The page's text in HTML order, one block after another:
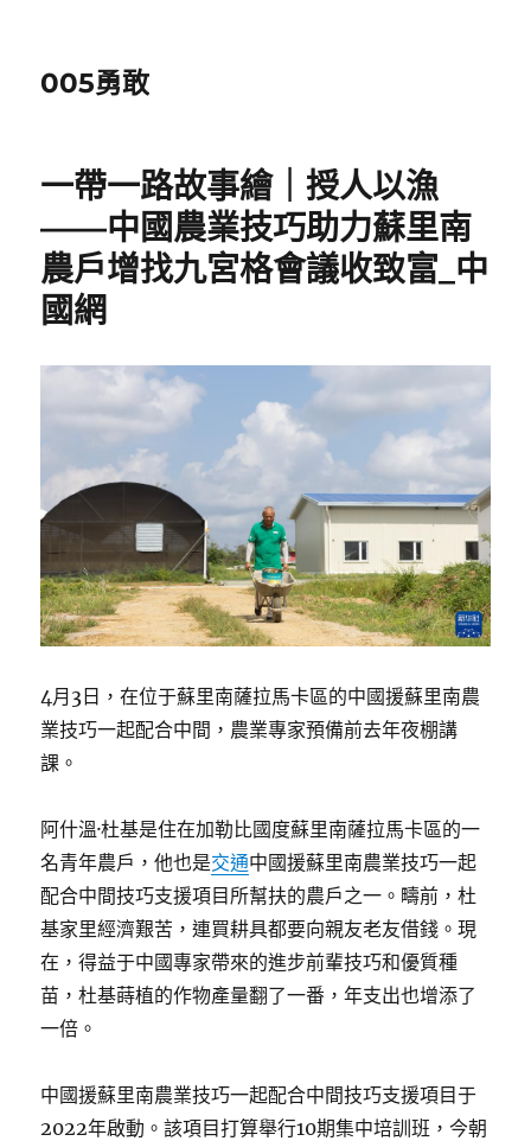
005勇敢
一帶一路故事繪｜授人以漁
——中國農業技巧助力蘇里南
農戶增找九宮格會議收致富_中
國網
4月3日，在位于蘇里南薩拉馬卡區的中國援蘇里南農
業技巧一起配合中間，農業專家預備前去年夜棚講
課。
阿什溫·杜基是住在加勒比國度蘇里南薩拉馬卡區的一
名青年農戶，他也是交通中國援蘇里南農業技巧一起
配合中間技巧支援項目所幫扶的農戶之一。疇前，杜
基家里經濟艱苦，連買耕具都要向親友老友借錢。現
在，得益于中國專家帶來的進步前輩技巧和優質種
苗，杜基蒔植的作物產量翻了一番，年支出也增添了
一倍。
中國援蘇里南農業技巧一起配合中間技巧支援項目于
2022年啟動。該項目打算舉行10期集中培訓班，今朝